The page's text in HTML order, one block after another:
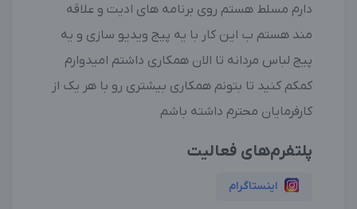
دارم مسلط هستم روی برنامه های ادیت و علاقه
مند هستم ب این کار با یه پیج ویدیو سازی و یه
پیج لباس مردانه تا الان همکاری داشتم امیدوارم
کمکم کنید تا بتونم همکاری بیشتری رو با هر یک از
کارفرمایان محترم داشته باشم
پلتفرم‌های فعالیت
اینستاگرام